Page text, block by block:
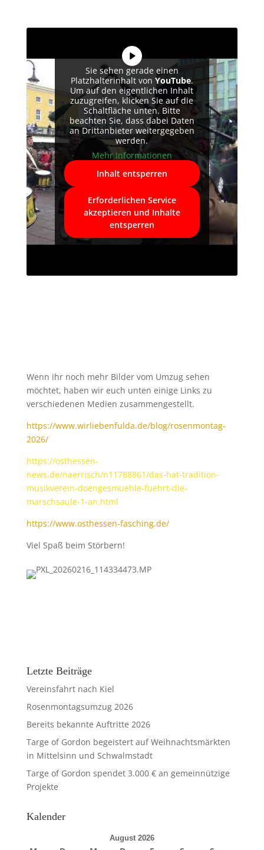
Sie sehen gerade einen
Platzhalterinhalt von YouTube.
Um auf den eigentlichen Inhalt
zuzugreifen, klicken Sie auf die
Schaltfläche unten. Bitte
beachten Sie, dass dabei Daten
an Drittanbieter weitergegeben
werden.
Mehr Informationen
Inhalt entsperren
Erforderlichen Service
akzeptieren und Inhalte
entsperren
Wenn ihr noch mehr Bilder vom Umzug sehen
möchtet, haben wir euch unten einige Links zu
verschiedenen Medien zusammengestellt.
https://www.wirliebenfulda.de/blog/rosenmontag-
2026/
https://osthessen-
news.de/naerrisch/n11788861/das-hat-tradition-
musikverein-doengesmuehle-fuehrt-die-
marschsaule-1-an.html
https://www.osthessen-fasching.de/
Viel Spaß beim Störbern!
Letzte Beiträge
Vereinsfahrt nach Kiel
Rosenmontagsumzug 2026
Bereits bekannte Auftritte 2026
Targe of Gordon begeistert auf Weihnachtsmärkten
in Mittelsinn und Schwalmstadt
Targe of Gordon spendet 3.000 € an gemeinnützige
Projekte
Kalender
August 2026